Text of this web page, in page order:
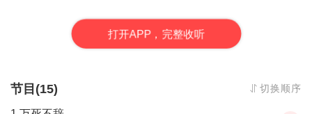
打开APP，完整收听
节目(15) 切换顺序